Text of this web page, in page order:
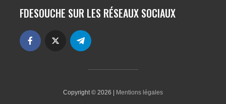
FDESOUCHE SUR LES RÉSEAUX SOCIAUX
Copyright © 2026 | Mentions légales